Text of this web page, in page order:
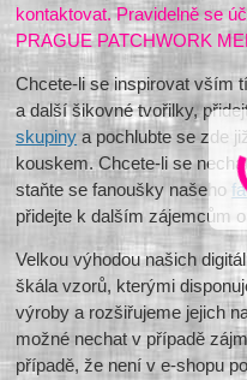
kontaktovat. Pravidelně se
PRAGUE PATCHWORK
Chcete-li se inspirovat vším
a další šikovné tvořilky,
skupinya pochlubte se zde
kouskem. Chcete-li se
staňte se fanoušky našeho
přidejte k dalším zájemcům
Velkou výhodou našich
škála vzorů, kterými
výroby a rozšiřujeme jejich
možné nechat v případě
případě, že není v e-shopu